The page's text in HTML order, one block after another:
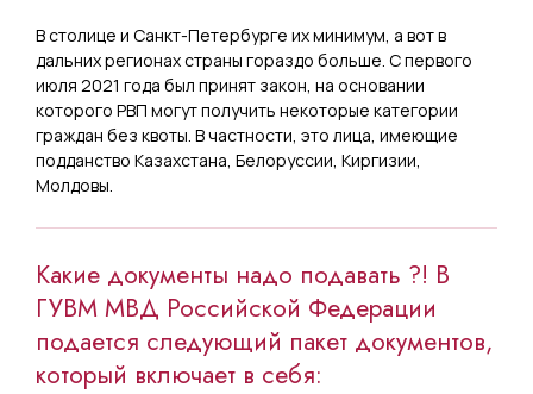
В столице и Санкт-Петербурге их минимум, а вот в
дальних регионах страны гораздо больше. С первого
июля 2021 года был принят закон, на основании
которого РВП могут получить некоторые категории
граждан без квоты. В частности, это лица, имеющие
подданство Казахстана, Белоруссии, Киргизии,
Молдовы.
Какие документы надо подавать ?! В
ГУВМ МВД Российской Федерации
подается следующий пакет документов,
который включает в себя: